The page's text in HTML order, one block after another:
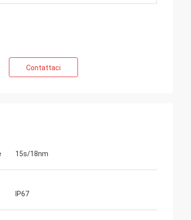
Contattaci
15s/18nm
IP67